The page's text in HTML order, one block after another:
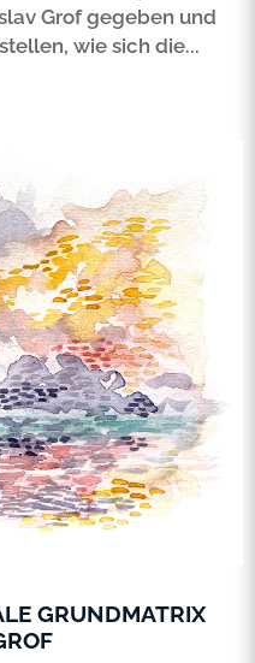
Grof gegeben und
wie sich die...
GRUNDMATRIX